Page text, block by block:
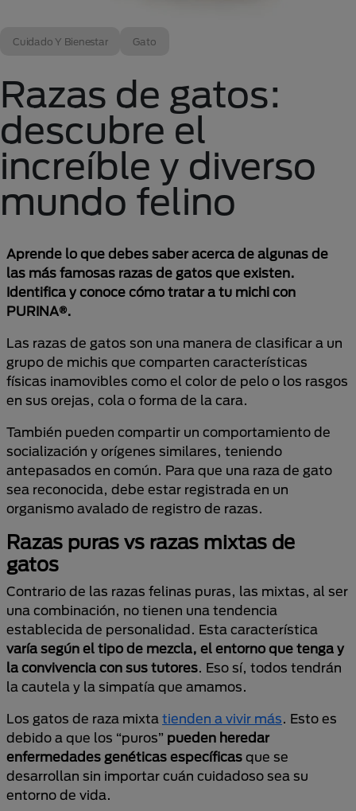
Cuidado Y Bienestar Gato
Razas de gatos:
descubre el
increíble y diverso
mundo felino
Aprende lo que debes saber acerca de algunas de
las más famosas razas de gatos que existen.
Identifica y conoce cómo tratar a tu michi con
PURINA®.
Las razas de gatos son una manera de clasificar a un
grupo de michis que comparten características
físicas inamovibles como el color de pelo o los rasgos
en sus orejas, cola o forma de la cara.
También pueden compartir un comportamiento de
socialización y orígenes similares, teniendo
antepasados en común. Para que una raza de gato
sea reconocida, debe estar registrada en un
organismo avalado de registro de razas.
Razas puras vs razas mixtas de
gatos
Contrario de las razas felinas puras, las mixtas, al ser
una combinación, no tienen una tendencia
establecida de personalidad. Esta característica
varía según el tipo de mezcla, el entorno que tenga y
la convivencia con sus tutores. Eso sí, todos tendrán
la cautela y la simpatía que amamos.
Los gatos de raza mixta tienden a vivir más. Esto es
debido a que los “puros” pueden heredar
enfermedades genéticas específicas que se
desarrollan sin importar cuán cuidadoso sea su
entorno de vida.